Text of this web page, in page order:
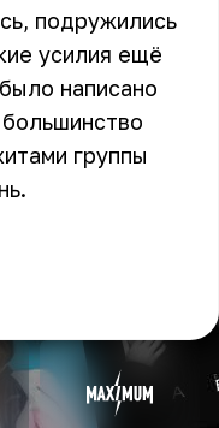
подружились
усилия ещё
написано
группы